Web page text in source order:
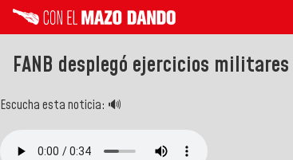
FANB desplegó ejercicios
Escucha esta noticia: 🔊